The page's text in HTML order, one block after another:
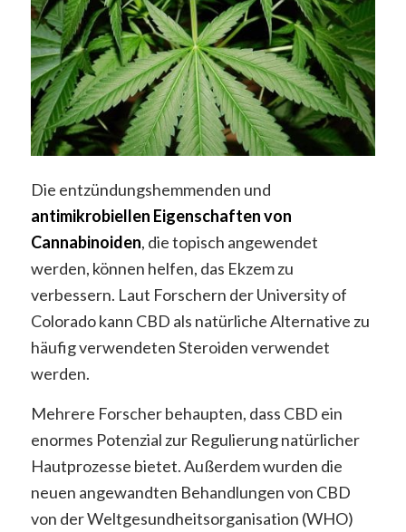
Die entzündungshemmenden und
antimikrobiellen Eigenschaften von
Cannabinoiden, die topisch angewendet
werden, können helfen, das Ekzem zu
verbessern. Laut Forschern der University of
Colorado kann CBD als natürliche Alternative zu
häufig verwendeten Steroiden verwendet
werden.
Mehrere Forscher behaupten, dass CBD ein
enormes Potenzial zur Regulierung natürlicher
Hautprozesse bietet. Außerdem wurden die
neuen angewandten Behandlungen von CBD
von der Weltgesundheitsorganisation (WHO)